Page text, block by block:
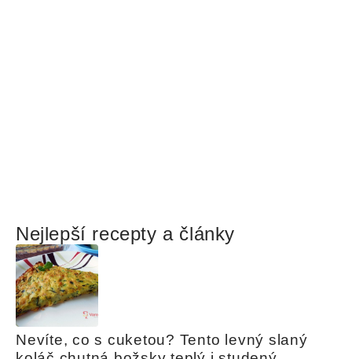
Nejlepší recepty a články
Nevíte, co s cuketou? Tento levný slaný